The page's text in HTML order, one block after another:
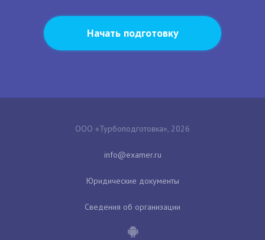
Начать подготовку
ООО «Турбоподготовка», 2026
Юридические документы
Сведения об организации